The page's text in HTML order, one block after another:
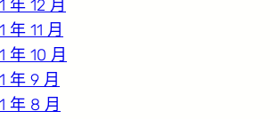
年 12 月
年 11 月
年 10 月
年 9 月
年 8 月